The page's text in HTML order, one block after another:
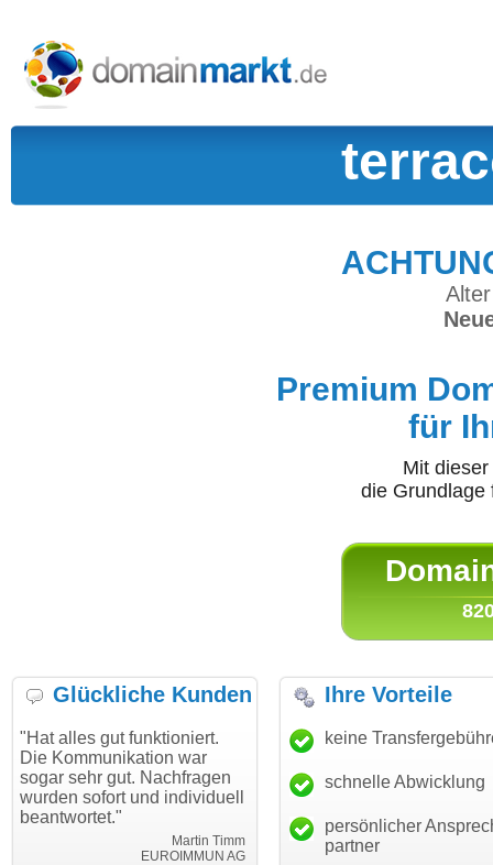
Premium
für
Mit
die
Glückliche Kunden
gut funktioniert.
war
gut. Nachfragen
und individuell
EUROIMMUN AG
"Danke für den schnellen
Transfer und guten Service!"
Thomas Schäfer
i can eckert communication GmbH
"Ich bin
haben.
mein
Ihre Vorteile
keine
schnelle Abwicklung
persönlicher
partner